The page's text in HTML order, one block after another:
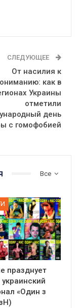
СЛЕДУЮЩЕЕ
От насилия к
как в
Украины
отметили
день
с гомофобией
Все
празднует
«Один з